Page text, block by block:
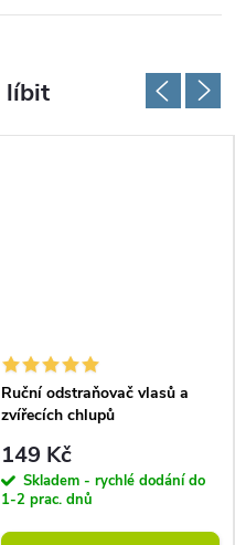
Ruční odstraňovač vlasů a
zvířecích chlupů
149 Kč
Skladem - rychlé dodání do
1-2 prac. dnů